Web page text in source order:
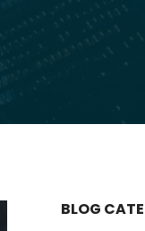
BLOG